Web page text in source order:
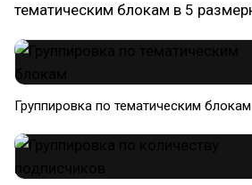
тематическим блокам в 5
Группировка по тематическим блокам